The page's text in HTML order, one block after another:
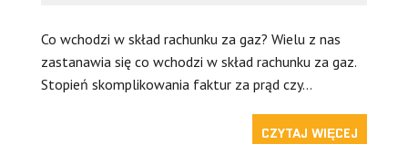
Co wchodzi w skład rachunku za gaz? Wielu z nas
zastanawia się co wchodzi w skład rachunku za gaz.
Stopień skomplikowania faktur za prąd czy…
CZYTAJ WIĘCEJ